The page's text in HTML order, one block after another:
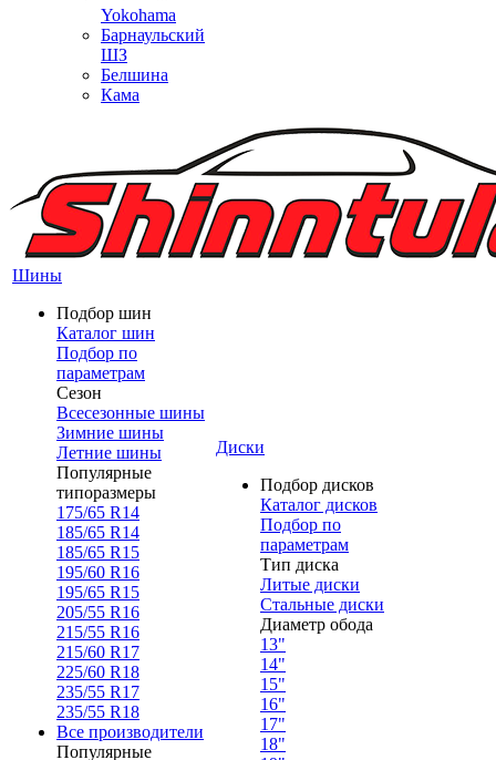
Yokohama
Барнаульский
ШЗ
Белшина
Кама
Шины
Подбор шин
Каталог шин
Подбор по
параметрам
Сезон
Всесезонные шины
Зимние шины
Летние шины
Популярные
типоразмеры
175/65 R14
185/65 R14
185/65 R15
195/60 R16
195/65 R15
205/55 R16
215/55 R16
215/60 R17
225/60 R18
235/55 R17
235/55 R18
Все производители
Популярные
Диски
Подбор дисков
Каталог дисков
Подбор по
параметрам
Тип диска
Литые диски
Стальные диски
Диаметр обода
13"
14"
15"
16"
17"
18"